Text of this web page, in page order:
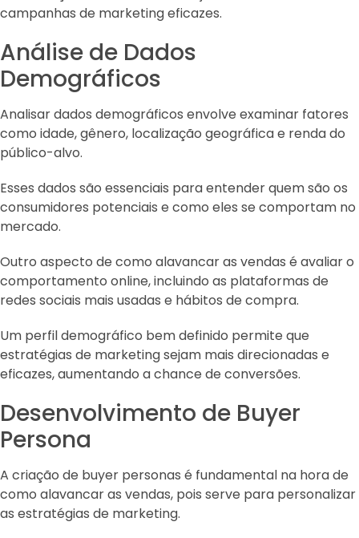
campanhas de marketing eficazes.
Análise de Dados
Demográficos
Analisar dados demográficos envolve examinar fatores
como idade, gênero, localização geográfica e renda do
público-alvo.
Esses dados são essenciais para entender quem são os
consumidores potenciais e como eles se comportam no
mercado.
Outro aspecto de como alavancar as vendas é avaliar o
comportamento online, incluindo as plataformas de
redes sociais mais usadas e hábitos de compra.
Um perfil demográfico bem definido permite que
estratégias de marketing sejam mais direcionadas e
eficazes, aumentando a chance de conversões.
Desenvolvimento de Buyer
Persona
A criação de buyer personas é fundamental na hora de
como alavancar as vendas, pois serve para personalizar
as estratégias de marketing.